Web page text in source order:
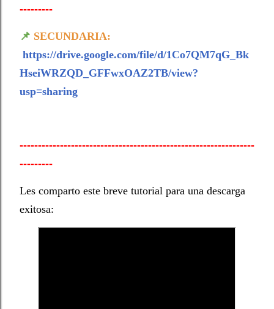
---------
📌 SECUNDARIA:
https://drive.google.com/file/d/1Co7QM7qG_Bk
HseiWRZQD_GFFwxOAZ2TB/view?
usp=sharing
----------------------------------------------------------------
---------
Les comparto este breve tutorial para una descarga
exitosa: